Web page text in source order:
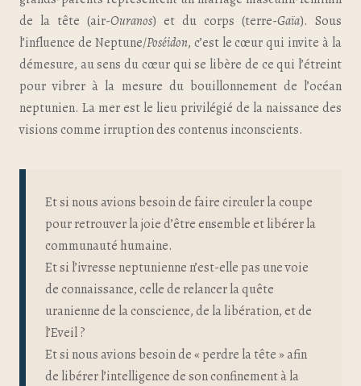
de la tête (air-Ouranos) et du corps (terre-Gaïa). Sous
l’influence de Neptune/Poséidon, c’est le cœur qui invite à la
démesure, au sens du cœur qui se libère de ce qui l’étreint
pour vibrer à la mesure du bouillonnement de l’océan
neptunien. La mer est le lieu privilégié de la naissance des
visions comme irruption des contenus inconscients.
Et si nous avions besoin de faire circuler la coupe
pour retrouver la joie d’être ensemble et libérer la
communauté humaine.
Et si l’ivresse neptunienne n’est-elle pas une voie
de connaissance, celle de relancer la quête
uranienne de la conscience, de la libération, et de
l’Eveil ?
Et si nous avions besoin de « perdre la tête » afin
de libérer l’intelligence de son confinement à la